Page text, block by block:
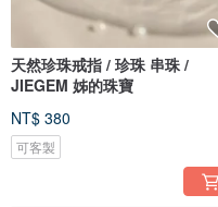
天然珍珠戒指 / 珍珠 串珠 /
JIEGEM 姊的珠寶
NT$ 380
可客製